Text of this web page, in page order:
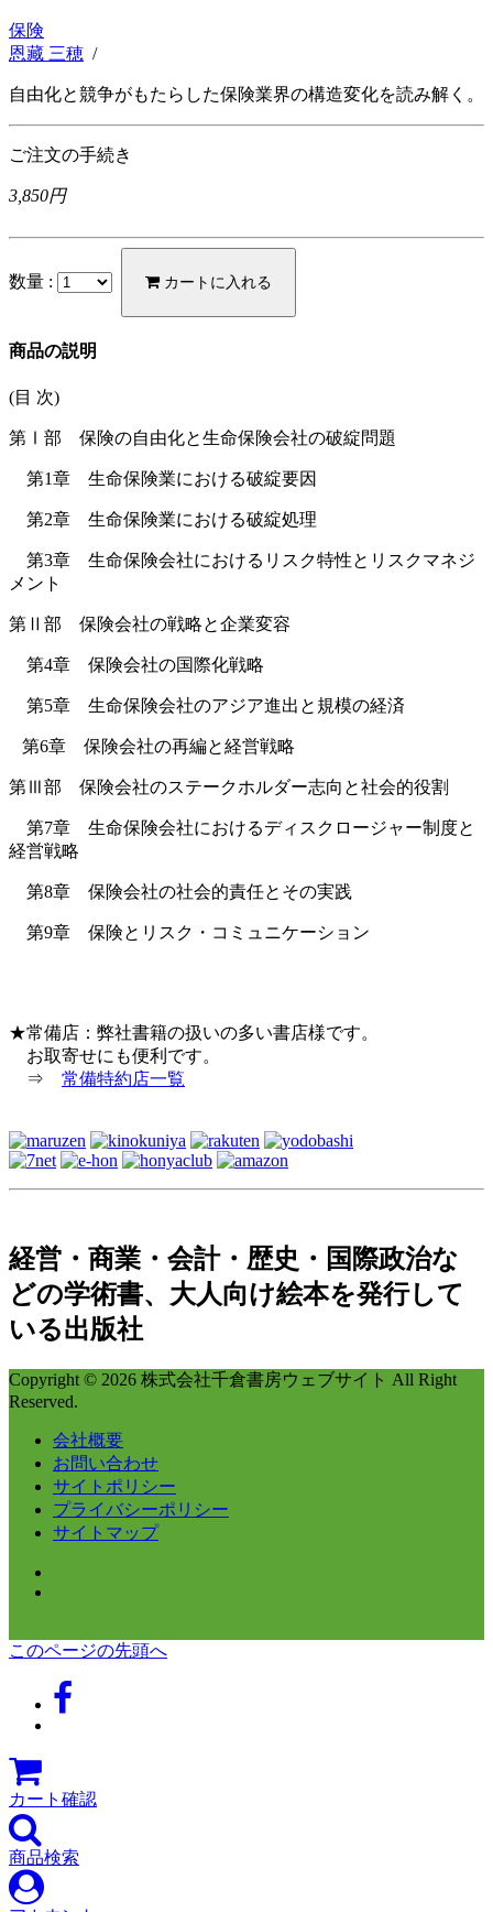
保険
恩藏 三穂 /
自由化と競争がもたらした保険業界の構造変化を読み解く。
ご注文の手続き
3,850円
数量 : カートに入れる
商品の説明
(目 次)
第Ⅰ部 保険の自由化と生命保険会社の破綻問題
第1章 生命保険業における破綻要因
第2章 生命保険業における破綻処理
第3章 生命保険会社におけるリスク特性とリスクマネジ
メント
第Ⅱ部 保険会社の戦略と企業変容
第4章 保険会社の国際化戦略
第5章 生命保険会社のアジア進出と規模の経済
第6章 保険会社の再編と経営戦略
第Ⅲ部 保険会社のステークホルダー志向と社会的役割
第7章 生命保険会社におけるディスクロージャー制度と
経営戦略
第8章 保険会社の社会的責任とその実践
第9章 保険とリスク・コミュニケーション
★常備店：弊社書籍の扱いの多い書店様です。
お取寄せにも便利です。
⇒ 常備特約店一覧
経営・商業・会計・歴史・国際政治な
どの学術書、大人向け絵本を発行して
いる出版社
Copyright © 2026 株式会社千倉書房ウェブサイト All Right
Reserved.
会社概要
お問い合わせ
サイトポリシー
プライバシーポリシー
サイトマップ
このページの先頭へ
カート確認
商品検索